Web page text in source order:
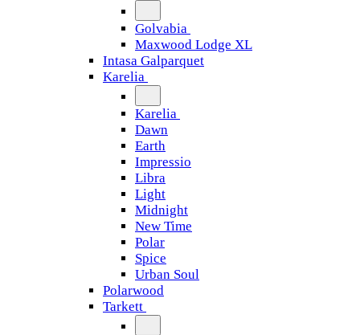
Golvabia
Maxwood Lodge XL
Intasa Galparquet
Karelia
Karelia
Dawn
Earth
Impressio
Libra
Light
Midnight
New Time
Polar
Spice
Urban Soul
Polarwood
Tarkett